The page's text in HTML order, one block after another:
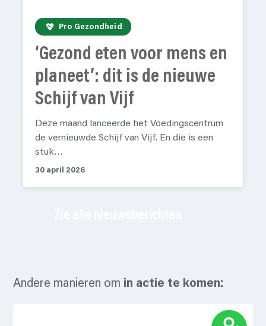
Pro Gezondheid
‘Gezond eten voor mens en
planeet’: dit is de nieuwe
Schijf van Vijf
Deze maand lanceerde het Voedingscentrum
de vernieuwde Schijf van Vijf. En die is een
stuk…
30 april 2026
Andere manieren om in actie te komen: